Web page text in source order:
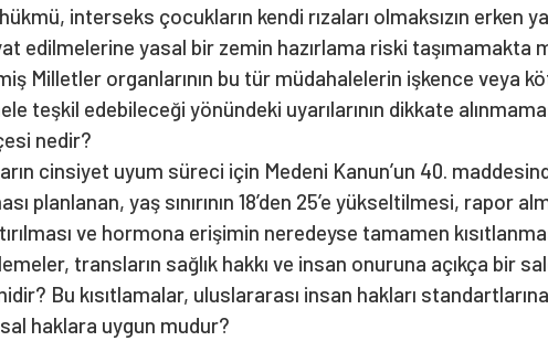
interseks çocukların kendi rızaları olmaksızın erken
edilmelerine yasal bir zemin hazırlama riski taşımamakta
Milletler organlarının bu tür müdahalelerin işkence veya
teşkil edebileceği yönündeki uyarılarının dikkate
nedir?
cinsiyet uyum süreci için Medeni Kanun’un 40.
planlanan, yaş sınırının 18’den 25’e yükseltilmesi, rapor
ve hormona erişimin neredeyse tamamen
transların sağlık hakkı ve insan onuruna açıkça bir
Bu kısıtlamalar, uluslararası insan hakları
haklara uygun mudur?